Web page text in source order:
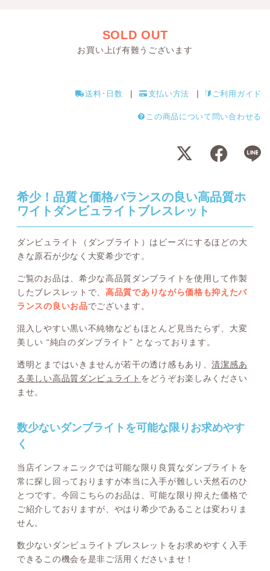
SOLD OUT
お買い上げ有難うございます
送料･日数 支払い方法 ご利用ガイド
この商品について問い合わせる
希少！品質と価格バランスの良い高品質ホ
ワイトダンビュライトブレスレット
ダンビュライト（ダンブライト）はビーズにするほどの大
きな原石が少なく大変希少です。
ご覧のお品は、希少な高品質ダンブライトを使用して作製
したブレスレットで、 高品質でありながら価格も抑えたバ
ランスの良いお品でございます。
混入しやすい黒い不純物などもほとんど見当たらず、大変
美しい “純白のダンブライト” となっております。
透明とまではいきませんが若干の透け感もあり、清潔感あ
る美しい高品質ダンビュライト をどうぞお楽しみください
ませ。
数少ないダンブライトを可能な限りお求めやす
く
当店インフォニックでは可能な限り良質なダンブライトを
常に探し回っておりますが本当に入手が難しい天然石のひ
とつです。今回こちらのお品は、可能な限り抑えた価格で
ご紹介しておりますが、やはり希少であることは変わりま
せん。
数少ないダンビュライトブレスレットをお求めやすく入手
できるこの機会を是非ご活用くださいませ！